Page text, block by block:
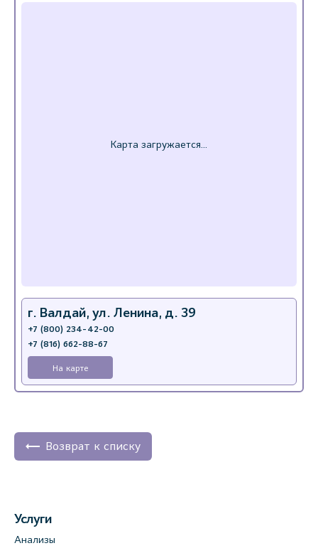
г. Валдай, ул. Ленина, д. 39
+7 (800) 234-42-00
+7 (816) 662-88-67
На карте
Возврат к списку
Услуги
Анализы